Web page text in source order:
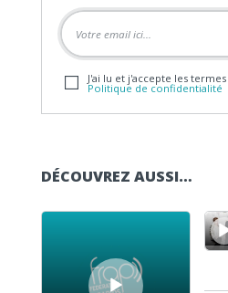
J'ai lu et j'accepte les
Politique de confidentialité
DÉCOUVREZ AUSSI…
Lecteur audio